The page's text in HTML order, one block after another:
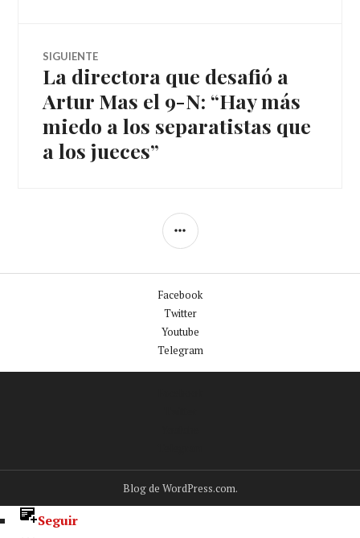
SIGUIENTE
Entrada
siguiente:
La directora que desafió a
Artur Mas el 9-N: “Hay más
miedo a los separatistas que
a los jueces”
BARRA
Facebook
Twitter
Youtube
Telegram
Blog de WordPress.com.
Seguir